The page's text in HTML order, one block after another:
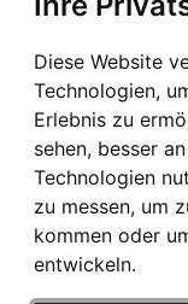
Diese Website
Technologien,
Erlebnis zu
sehen, besser
Technologien
zu messen, um
kommen oder
entwickeln.